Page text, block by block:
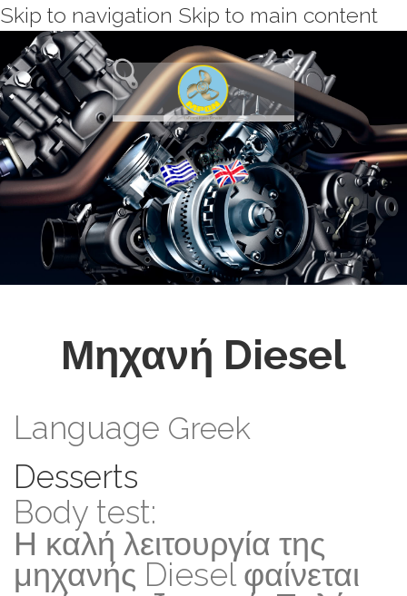
Skip to navigation Skip to main content
Μηχανή Diesel
Language Greek
Desserts
Body test:
Η καλή λειτουργία της
μηχανής Diesel φαίνεται